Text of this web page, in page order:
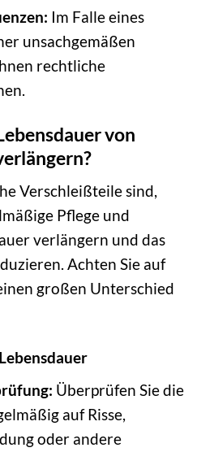
Im Falle eines
unsachgemäßen
rechtliche
von
Verschleißteile sind,
Pflege und
verlängern und das
Achten Sie auf
großen Unterschied
Überprüfen Sie die
auf Risse,
oder andere